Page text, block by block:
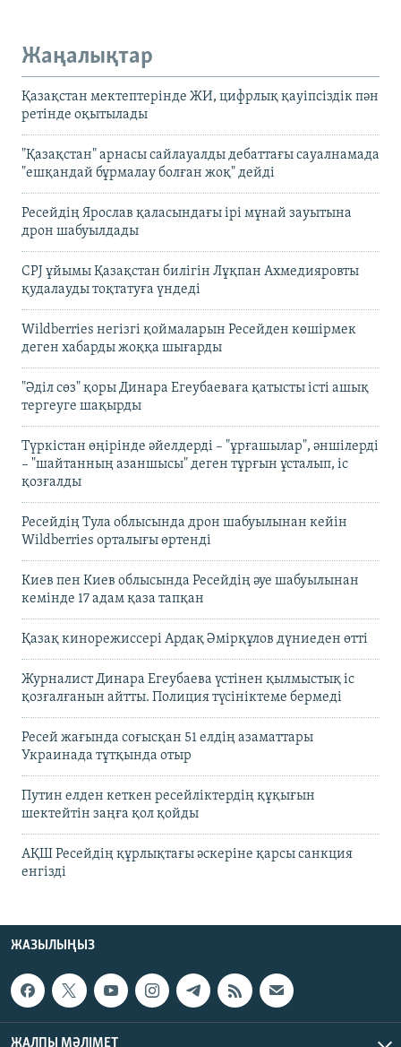
Жаңалықтар
Қазақстан мектептерінде ЖИ, цифрлық қауіпсіздік пән
ретінде оқытылады
"Қазақстан" арнасы сайлауалды дебаттағы сауалнамада
"ешқандай бұрмалау болған жоқ" дейді
Ресейдің Ярослав қаласындағы ірі мұнай зауытына
дрон шабуылдады
CPJ ұйымы Қазақстан билігін Лұқпан Ахмедияровты
қудалауды тоқтатуға үндеді
Wildberries негізгі қоймаларын Ресейден көшірмек
деген хабарды жоққа шығарды
"Әділ сөз" қоры Динара Егеубаеваға қатысты істі ашық
тергеуге шақырды
Түркістан өңірінде әйелдерді – "ұрғашылар", әншілерді
– "шайтанның азаншысы" деген тұрғын ұсталып, іс
қозғалды
Ресейдің Тула облысында дрон шабуылынан кейін
Wildberries орталығы өртенді
Киев пен Киев облысында Ресейдің әуе шабуылынан
кемінде 17 адам қаза тапқан
Қазақ кинорежиссері Ардақ Әмірқұлов дүниеден өтті
Журналист Динара Егеубаева үстінен қылмыстық іс
қозғалғанын айтты. Полиция түсініктеме бермеді
Ресей жағында соғысқан 51 елдің азаматтары
Украинада тұтқында отыр
Путин елден кеткен ресейліктердің құқығын
шектейтін заңға қол қойды
АҚШ Ресейдің құрлықтағы әскеріне қарсы санкция
енгізді
ЖАЗЫЛЫҢЫЗ
ЖАЛПЫ МӘЛІМЕТ